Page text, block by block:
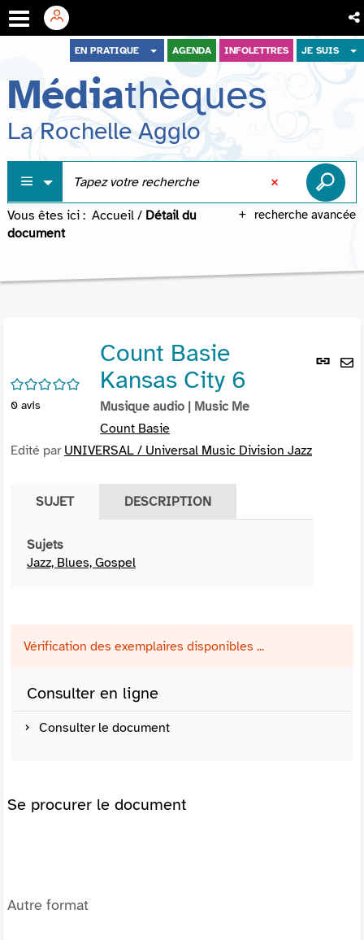
menu
contenu
recherche
EN PRATIQUE AGENDA INFOLETTRES JE SUIS
Médiathèques
La Rochelle Agglo
recherche avancée
Vous êtes ici : Accueil / Détail du
document
Lien
/5
0 avis
Count Basie
Kansas City 6
Musique audio | Music Me
Count Basie
Edité par UNIVERSAL / Universal Music Division Jazz
SUJET DESCRIPTION
Sujets
Jazz, Blues, Gospel
Vérification des exemplaires disponibles ...
Consulter en ligne
Consulter le document
Se procurer le document
Autre format